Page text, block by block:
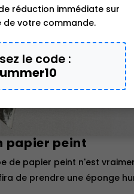
papier peint
de papier peint n'est
de prendre une éponge
réduction immédiate sur
de votre commande.
le code :